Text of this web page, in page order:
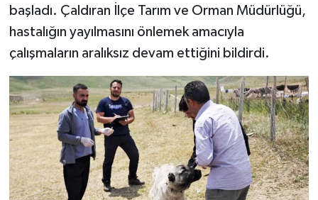
başladı. Çaldıran İlçe Tarım ve Orman Müdürlüğü,
hastalığın yayılmasını önlemek amacıyla
çalışmaların aralıksız devam ettiğini bildirdi.